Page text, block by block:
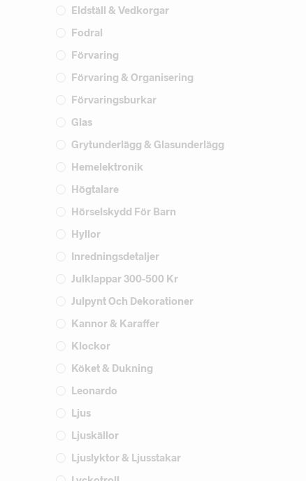
Eldställ & Vedkorgar
Fodral
Förvaring
Förvaring & Organisering
Förvaringsburkar
Glas
Grytunderlägg & Glasunderlägg
Hemelektronik
Högtalare
Hörselskydd För Barn
Hyllor
Inredningsdetaljer
Julklappar 300-500 Kr
Julpynt Och Dekorationer
Kannor & Karaffer
Klockor
Köket & Dukning
Leonardo
Ljus
Ljuskällor
Ljuslyktor & Ljusstakar